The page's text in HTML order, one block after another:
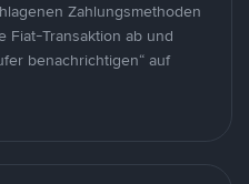
Zahlungsmethoden
Fiat-Transaktion ab und
benachrichtigen“ auf